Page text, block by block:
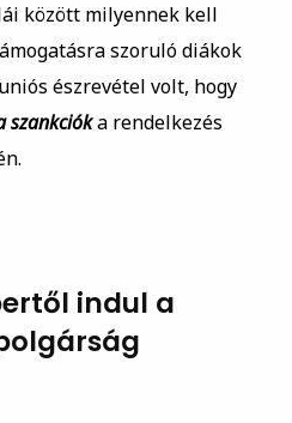
között milyennek kell
szoruló diákok
észrevétel volt, hogy
szankcióka rendelkezés
indul a